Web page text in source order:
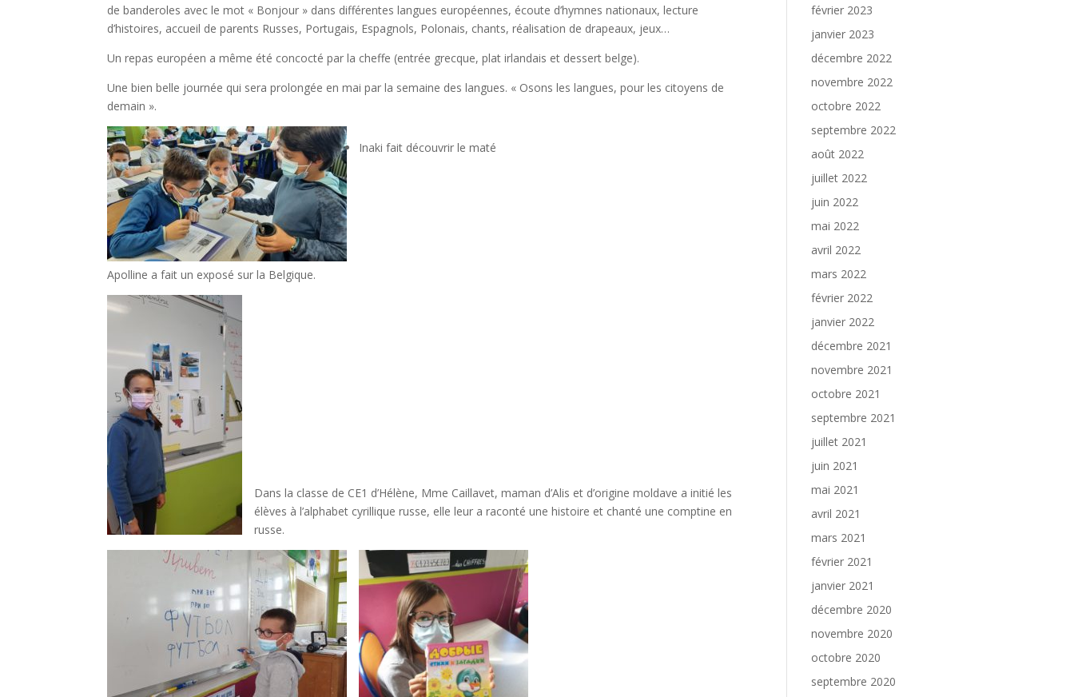
de banderoles avec le mot « Bonjour » dans différentes langues européennes, écoute d’hymnes nationaux, lecture
d’histoires, accueil de parents Russes, Portugais, Espagnols, Polonais, chants, réalisation de drapeaux, jeux…
Un repas européen a même été concocté par la cheffe (entrée grecque, plat irlandais et dessert belge).
Une bien belle journée qui sera prolongée en mai par la semaine des langues. « Osons les langues, pour les citoyens de
demain ».
Inaki fait découvrir le maté
Apolline a fait un exposé sur la Belgique.
Dans la classe de CE1 d’Hélène, Mme Caillavet, maman d’Alis et d’origine moldave a initié les
élèves à l’alphabet cyrillique russe, elle leur a raconté une histoire et chanté une comptine en
russe.
février 2023
janvier 2023
décembre 2022
novembre 2022
octobre 2022
septembre 2022
août 2022
juillet 2022
juin 2022
mai 2022
avril 2022
mars 2022
février 2022
janvier 2022
décembre 2021
novembre 2021
octobre 2021
septembre 2021
juillet 2021
juin 2021
mai 2021
avril 2021
mars 2021
février 2021
janvier 2021
décembre 2020
novembre 2020
octobre 2020
septembre 2020